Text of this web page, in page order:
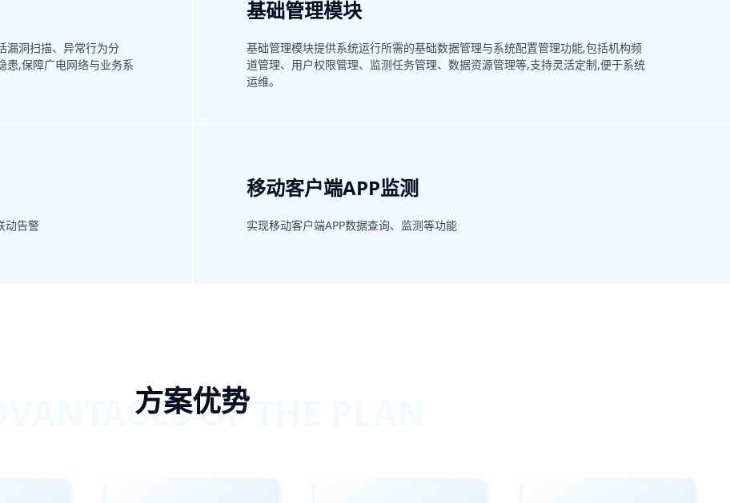
漏洞扫描、异常行为分
患,保障广电网络与业务系
基础管理模块
基础管理模块提供系统运行所需的基础数据管理与系统配置管理功能,包括机构频
道管理、用户权限管理、监测任务管理、数据资源管理等,支持灵活定制,便于系统
运维。
动告警
移动客户端APP监测
实现移动客户端APP数据查询、监测等功能
方案优势OF THE PLAN